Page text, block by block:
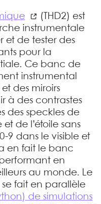
(THD2) est
instrumentale
et de tester des
pour la
Ce banc de
instrumental
des miroirs
à des contrastes
des speckles de
de l’étoile sans
9 dans le visible et
en fait le banc
en
au monde. Le
fait en parallèle
de simulations